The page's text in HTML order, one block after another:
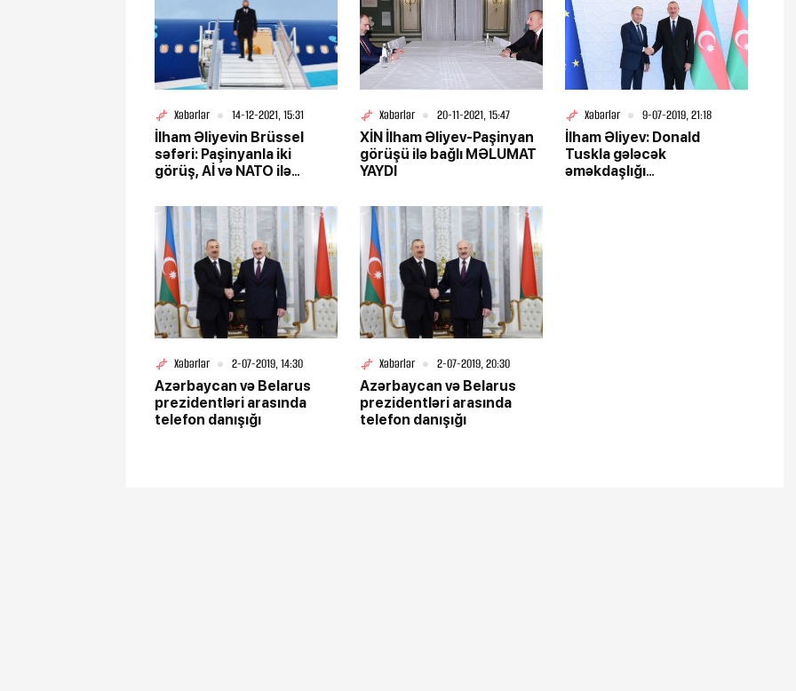
Xəbərlər
14-12-2021, 15:31
İlham Əliyevin Brüssel
səfəri: Paşinyanla iki
görüş, Aİ və NATO ilə
Xəbərlər
20-11-2021, 15:47
XİN İlham Əliyev-Paşinyan
görüşü ilə bağlı MƏLUMAT
YAYDI
Xəbərlər
9-07-2019, 21:18
İlham Əliyev: Donald
Tuskla gələcək
əməkdaşlığı
Xəbərlər
2-07-2019, 14:30
Azərbaycan və Belarus
prezidentləri arasında
telefon danışığı
Xəbərlər
2-07-2019, 20:30
Azərbaycan və Belarus
prezidentləri arasında
telefon danışığı